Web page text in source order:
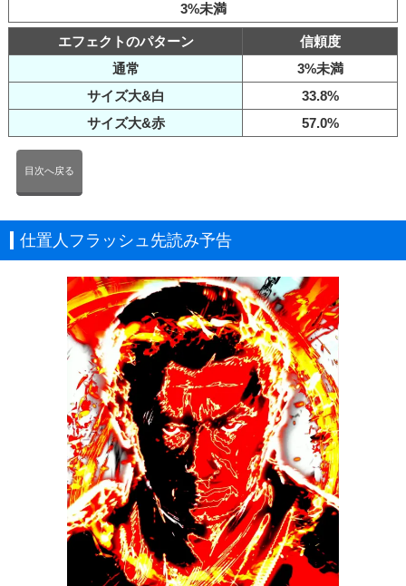
3%未満
エフェクトのパターン
信頼度
通常
3%未満
サイズ大&白
33.8%
サイズ大&赤
57.0%
目次へ戻る
仕置人フラッシュ先読み予告